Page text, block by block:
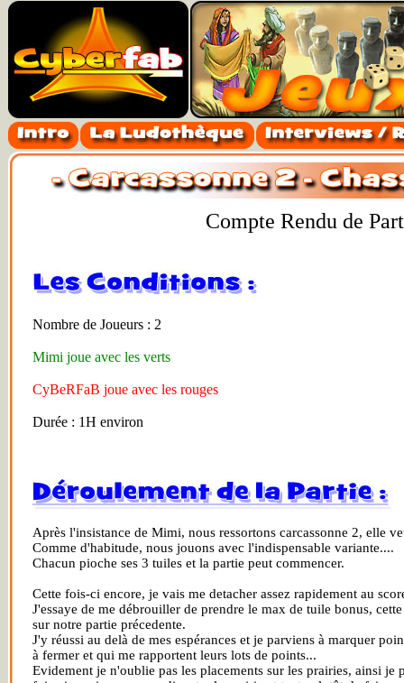
Compte Rendu de
Nombre de Joueurs : 2
Mimi joue avec les verts
CyBeRFaB joue avec les rouges
Durée : 1H environ
Après l'insistance de Mimi, nous ressortons carcassonne 2, elle
Comme d'habitude, nous jouons avec l'indispensable variante....
Chacun pioche ses 3 tuiles et la partie peut commencer.
Cette fois-ci encore, je vais me detacher assez rapidement au
J'essaye de me débrouiller de prendre le max de tuile bonus,
sur notre partie précedente.
J'y réussi au delà de mes espérances et je parviens à marquer
à fermer et qui me rapportent leurs lots de points...
Evidement je n'oublie pas les placements sur les prairies, ainsi je